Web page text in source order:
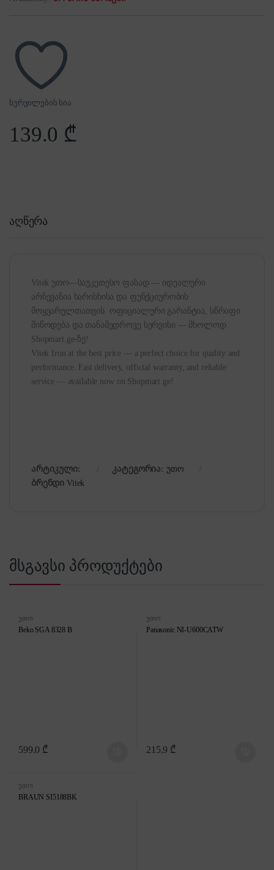
სურვილების სია
139.0 ₾
აღწერა
Vitek უთო—საუკეთესო ფასად — იდეალური
არჩევანია ხარისხისა და ფუნქციურობის
მოყვარულთათვის. ოფიციალური გარანტია, სწრაფი
მიწოდება და თანამედროვე სერვისი — მხოლოდ
Shopmart.ge-ზე!
Vitek Iron at the best price — a perfect choice for quality and
performance. Fast delivery, official warranty, and reliable
service — available now on Shopmart.ge!
არტიკული: კატეგორია: უთო
ბრენდი Vitek
მსგავსი პროდუქტები
უთო
Beko SGA 8328 B
599.0 ₾
უთო
Panasonic NI-U600CATW
215.9 ₾
უთო
BRAUN SI5188BK